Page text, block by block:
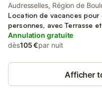
Audresselles, Région de
sur-Mer
Location de vacances pour
personnes, avec Terrasse
Annulation gratuite
dès105 €par nuit
Afficher